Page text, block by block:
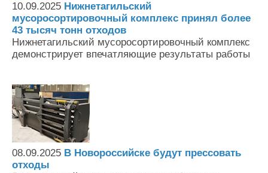
10.09.2025 Нижнетагильский
мусоросортировочный комплекс принял более
43 тысяч тонн отходов
Нижнетагильский мусоросортировочный комплекс
демонстрирует впечатляющие результаты работы
08.09.2025 В Новороссийске будут прессовать
отходы